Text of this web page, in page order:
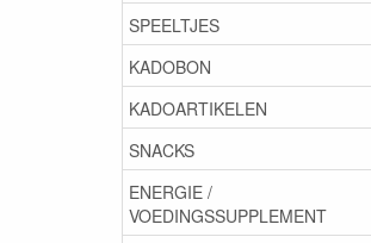
SPEELTJES
KADOBON
KADOARTIKELEN
SNACKS
ENERGIE /
VOEDINGSSUPPLEMENT